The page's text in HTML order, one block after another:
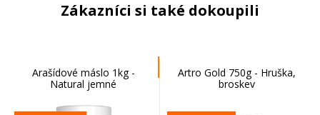
Zákazníci si také dokoupili
Arašídové máslo 1kg -
Natural jemné
Artro Gold 750g - Hruška,
broskev